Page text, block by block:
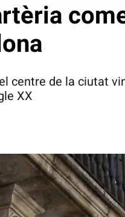
centre de la ciutat
XX